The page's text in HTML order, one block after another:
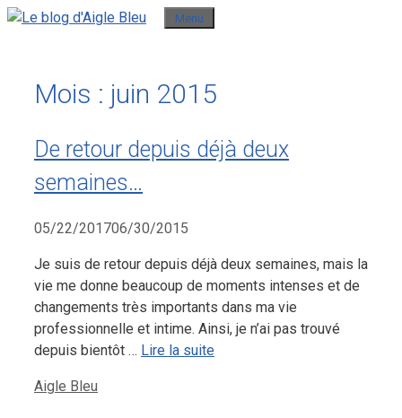
Aller
Menu
Mois : juin 2015
De retour depuis déjà deux
semaines…
05/22/201706/30/2015
Je suis de retour depuis déjà deux semaines, mais la
vie me donne beaucoup de moments intenses et de
changements très importants dans ma vie
professionnelle et intime. Ainsi, je n’ai pas trouvé
depuis bientôt … Lire la suite
Catégories
Aigle Bleu